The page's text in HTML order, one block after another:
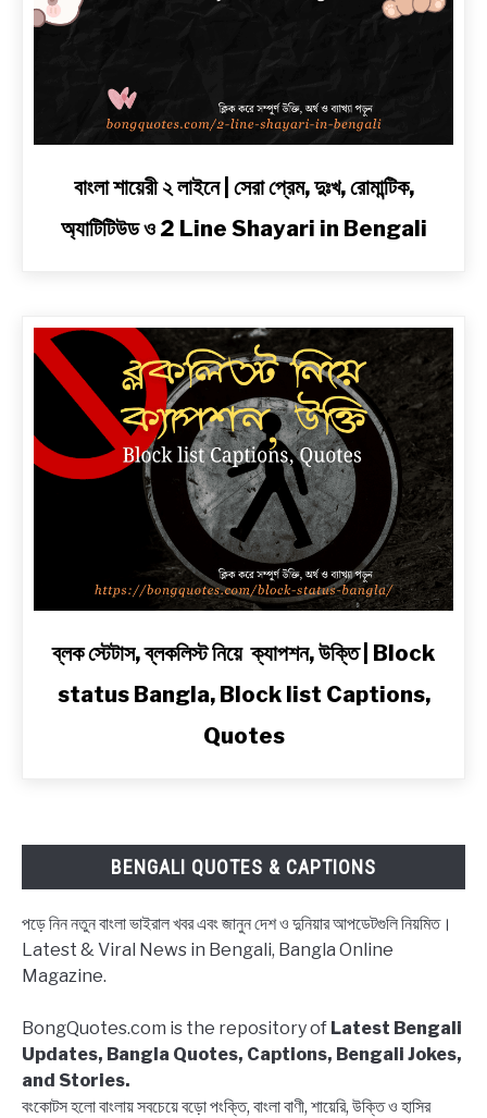
|
সেরা
প্রেম,
রোমান্টিক,
অ্যাটিটিউড
বাংলা শায়েরী ২ লাইনে | সেরা প্রেম, দুঃখ, রোমান্টিক,
অ্যাটিটিউড ও 2 Line Shayari in Bengali
link
Bangla,
Block
list
Quotes
ব্লক স্টেটাস, ব্লকলিস্ট নিয়ে ক্যাপশন, উক্তি | Block
status Bangla, Block list Captions,
Quotes
BENGALI QUOTES & CAPTIONS
পড়ে নিন নতুন বাংলা ভাইরাল খবর এবং জানুন দেশ ও দুনিয়ার আপডেটগুলি নিয়মিত।
Latest & Viral News in Bengali, Bangla Online
Magazine.
BongQuotes.com is the repository of Latest Bengali
Updates, Bangla Quotes, Captions, Bengali Jokes,
and Stories.
বংকোটস হলো বাংলায় সবচেয়ে বড়ো পংক্তি, বাংলা বাণী, শায়েরি, উক্তি ও হাসির